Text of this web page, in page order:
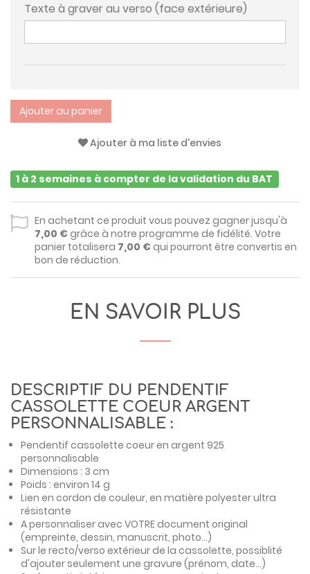
Texte à graver au verso (face extérieure)
Ajouter au panier
Ajouter à ma liste d'envies
1 à 2 semaines à compter de la validation du BAT
En achetant ce produit vous pouvez gagner jusqu'à
7,00 €grâce à notre programme de fidélité. Votre
panier totalisera 7,00 €qui pourront être convertis en
bon de réduction.
EN SAVOIR PLUS
DESCRIPTIF DU PENDENTIF
CASSOLETTE COEUR ARGENT
PERSONNALISABLE :
Pendentif cassolette coeur en argent 925
personnalisable
Dimensions : 3 cm
Poids : environ 14 g
Lien en cordon de couleur, en matière polyester ultra
résistante
A personnaliser avec VOTRE document original
(empreinte, dessin, manuscrit, photo...)
Sur le recto/verso extérieur de la cassolette, possiblité
d'ajouter seulement une gravure (prénom, date...)